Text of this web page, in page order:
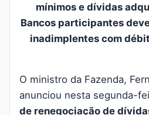
mínimos e dívidas
Bancos participantes
inadimplentes com
O ministro da Fazenda,
anunciou nesta segunda-
de renegociação de